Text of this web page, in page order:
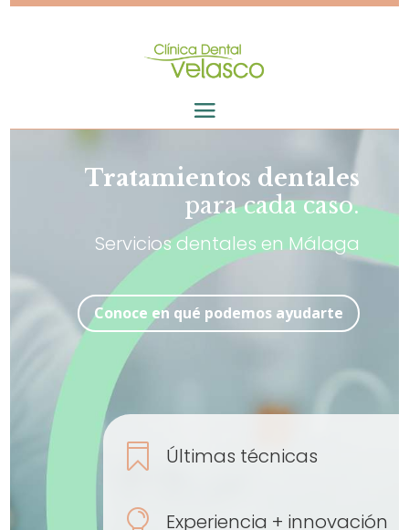
Tratamientos dentales
para cada caso.
Servicios dentales en Málaga
Conoce en qué podemos ayudarte
 Últimas técnicas
 Experiencia + innovación